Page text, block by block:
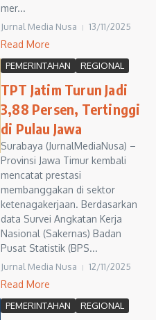
mer...
Jurnal Media Nusa 13/11/2025
Read More
PEMERINTAHAN REGIONAL
TPT Jatim Turun Jadi
3,88 Persen, Tertinggi
di Pulau Jawa
Surabaya (JurnalMediaNusa) –
Provinsi Jawa Timur kembali
mencatat prestasi
membanggakan di sektor
ketenagakerjaan. Berdasarkan
data Survei Angkatan Kerja
Nasional (Sakernas) Badan
Pusat Statistik (BPS...
Jurnal Media Nusa 12/11/2025
Read More
PEMERINTAHAN REGIONAL